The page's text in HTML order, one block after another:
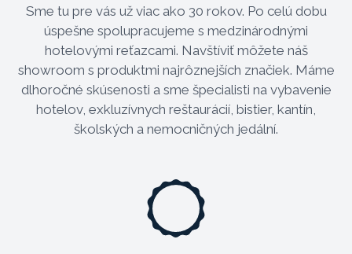
Sme tu pre vás už viac ako 30 rokov. Po celú dobu
úspešne spolupracujeme s medzinárodnými
hotelovými reťazcami. Navštíviť môžete náš
showroom s produktmi najrôznejších značiek. Máme
dlhoročné skúsenosti a sme špecialisti na vybavenie
hotelov, exkluzívnych reštaurácií, bistier, kantín,
školských a nemocničných jedální.